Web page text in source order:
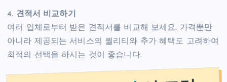
4. 견적서 비교하기
여러 업체로부터 받은 견적서를 비교해 보세요. 가격뿐만
아니라 제공되는 서비스의 퀄리티와 추가 혜택도 고려하여
최적의 선택을 하시는 것이 좋습니다.